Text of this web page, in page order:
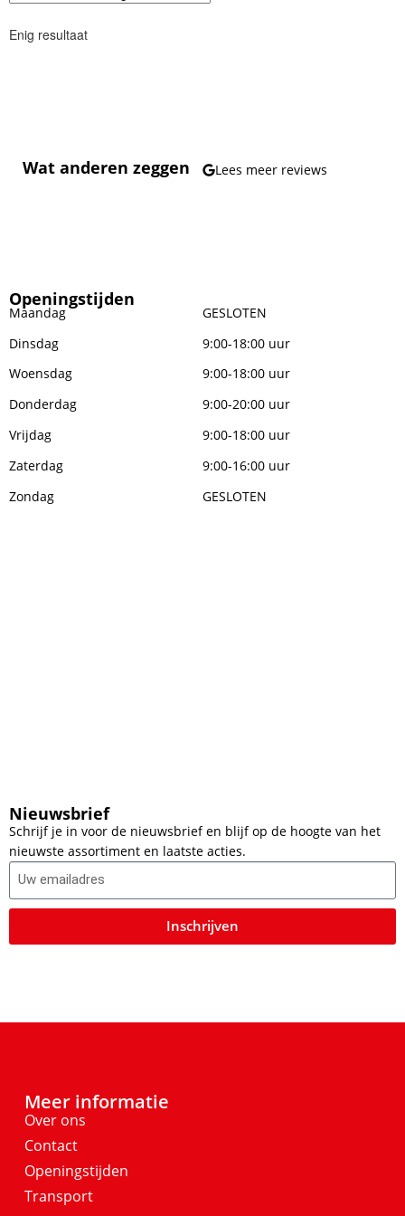
Enig resultaat
Wat anderen zeggen Lees meer reviews
Openingstijden
Maandag
GESLOTEN
Dinsdag
9:00-18:00 uur
Woensdag
9:00-18:00 uur
Donderdag
9:00-20:00 uur
Vrijdag
9:00-18:00 uur
Zaterdag
9:00-16:00 uur
Zondag
GESLOTEN
Nieuwsbrief
Schrijf je in voor de nieuwsbrief en blijf op de hoogte van het
nieuwste assortiment en laatste acties.
Inschrijven
Meer informatie
Over ons
Contact
Openingstijden
Transport